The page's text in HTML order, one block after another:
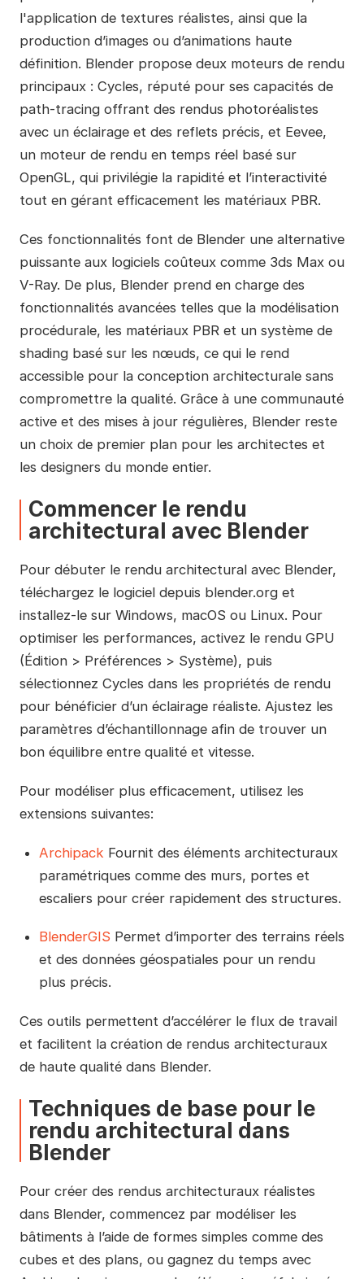
l'application de textures réalistes, ainsi que la
production d’images ou d’animations haute
définition. Blender propose deux moteurs de rendu
principaux : Cycles, réputé pour ses capacités de
path-tracing offrant des rendus photoréalistes
avec un éclairage et des reflets précis, et Eevee,
un moteur de rendu en temps réel basé sur
OpenGL, qui privilégie la rapidité et l’interactivité
tout en gérant efficacement les matériaux PBR.
Ces fonctionnalités font de Blender une alternative
puissante aux logiciels coûteux comme 3ds Max ou
V-Ray. De plus, Blender prend en charge des
fonctionnalités avancées telles que la modélisation
procédurale, les matériaux PBR et un système de
shading basé sur les nœuds, ce qui le rend
accessible pour la conception architecturale sans
compromettre la qualité. Grâce à une communauté
active et des mises à jour régulières, Blender reste
un choix de premier plan pour les architectes et
les designers du monde entier.
Commencer le rendu
architectural avec Blender
Pour débuter le rendu architectural avec Blender,
téléchargez le logiciel depuis blender.org et
installez-le sur Windows, macOS ou Linux. Pour
optimiser les performances, activez le rendu GPU
(Édition > Préférences > Système), puis
sélectionnez Cycles dans les propriétés de rendu
pour bénéficier d’un éclairage réaliste. Ajustez les
paramètres d’échantillonnage afin de trouver un
bon équilibre entre qualité et vitesse.
Pour modéliser plus efficacement, utilisez les
extensions suivantes:
Archipack Fournit des éléments architecturaux
paramétriques comme des murs, portes et
escaliers pour créer rapidement des structures.
BlenderGIS Permet d’importer des terrains réels
et des données géospatiales pour un rendu
plus précis.
Ces outils permettent d’accélérer le flux de travail
et facilitent la création de rendus architecturaux
de haute qualité dans Blender.
Techniques de base pour le
rendu architectural dans
Blender
Pour créer des rendus architecturaux réalistes
dans Blender, commencez par modéliser les
bâtiments à l’aide de formes simples comme des
cubes et des plans, ou gagnez du temps avec